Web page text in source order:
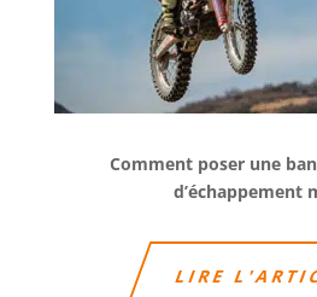
Comment poser une
d’échappement
LIRE